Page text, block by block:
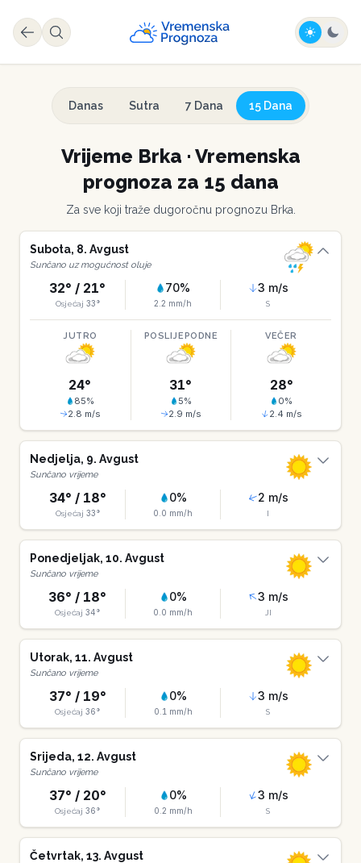
Danas Sutra 7 Dana 15 Dana
Vrijeme Brka · Vremenska
prognoza za 15 dana
Za sve koji traže dugoročnu prognozu Brka
Subota, 8. Avgust
Sunčano uz mogućnost oluje
32° / 21°
Osjećaj 33°
70%
2.2 mm/h
3 m/s
S
JUTRO
24°
85%
2.8 m/s
POSLIJEPODNE
31°
5%
2.9 m/s
VEČER
28°
0%
2.4 m/s
Nedjelja, 9. Avgust
Sunčano vrijeme
34° / 18°
Osjećaj 33°
0%
0.0 mm/h
2 m/s
I
Ponedjeljak, 10. Avgust
Sunčano vrijeme
36° / 18°
Osjećaj 34°
0%
0.0 mm/h
3 m/s
JI
Utorak, 11. Avgust
Sunčano vrijeme
37° / 19°
Osjećaj 36°
0%
0.1 mm/h
3 m/s
S
Srijeda, 12. Avgust
Sunčano vrijeme
37° / 20°
Osjećaj 36°
0%
0.2 mm/h
3 m/s
S
Četvrtak, 13. Avgust